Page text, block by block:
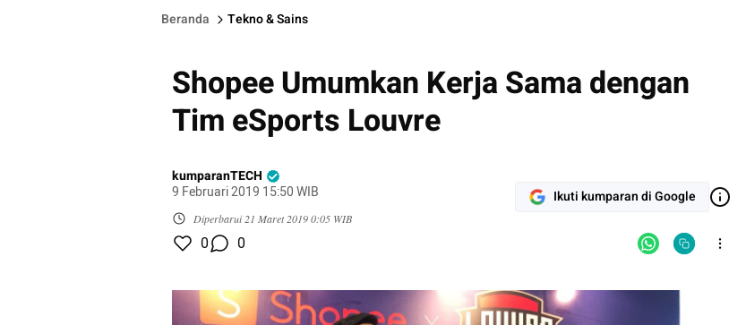
Beranda Tekno & Sains
Shopee Umumkan Kerja Sama dengan
Tim eSports Louvre
kumparanTECH
9 Februari 2019 15:50 WIB
Diperbarui21 Maret 2019 0:05 WIB
Ikuti kumparan di Google
0 0